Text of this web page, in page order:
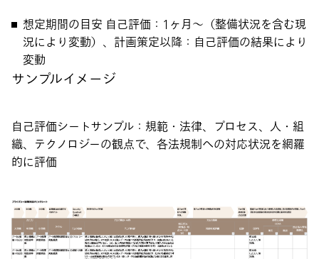
想定期間の目安 自己評価：1ヶ月～（整備状況を含む現
況により変動）、計画策定以降：自己評価の結果により
変動
サンプルイメージ
自己評価シートサンプル：規範・法律、プロセス、人・組
織、テクノロジーの観点で、各法規制への対応状況を網羅
的に評価